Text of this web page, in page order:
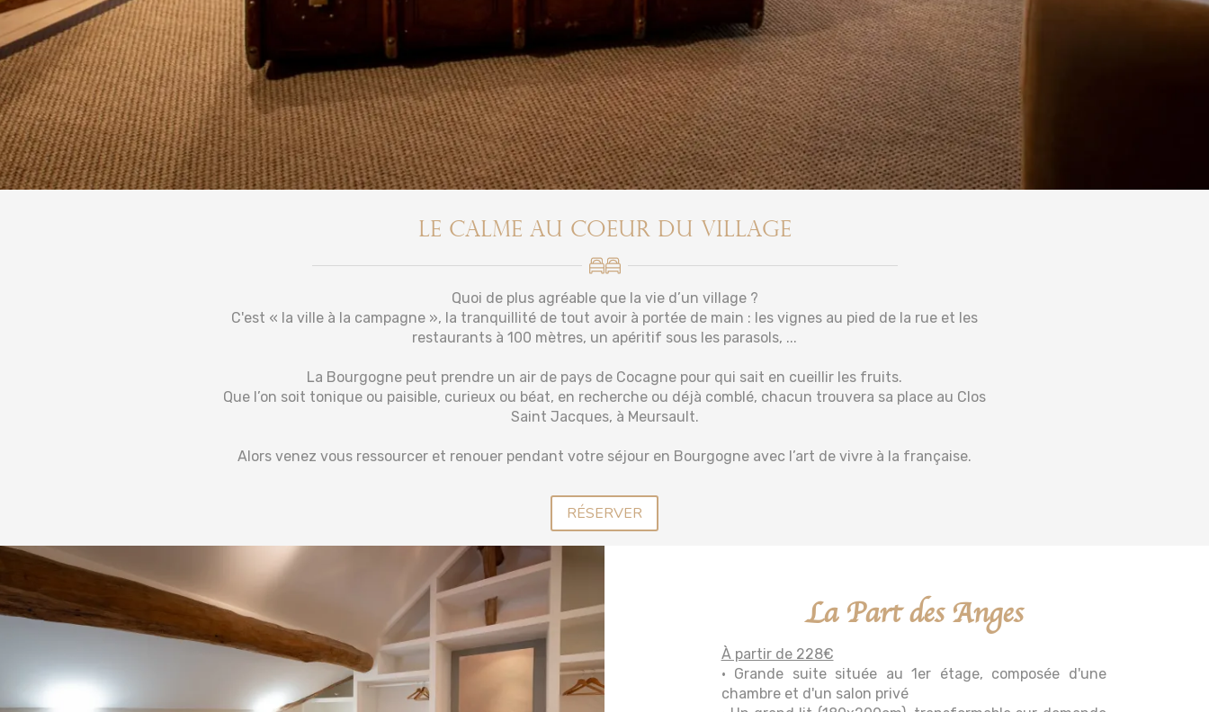
Le calme au coeur du village
Quoi de plus agréable que la vie d’un village ?
C'est « la ville à la campagne », la tranquillité de tout avoir à portée de main : les vignes au pied de la rue et les
restaurants à 100 mètres, un apéritif sous les parasols, ...
La Bourgogne peut prendre un air de pays de Cocagne pour qui sait en cueillir les fruits.
Que l’on soit tonique ou paisible, curieux ou béat, en recherche ou déjà comblé, chacun trouvera sa place au Clos
Saint Jacques, à Meursault.
Alors venez vous ressourcer et renouer pendant votre séjour en Bourgogne avec l’art de vivre à la française.
RÉSERVER
La Part des Anges
À partir de 228€
• Grande suite située au 1er étage, composée d'une
chambre et d'un salon privé